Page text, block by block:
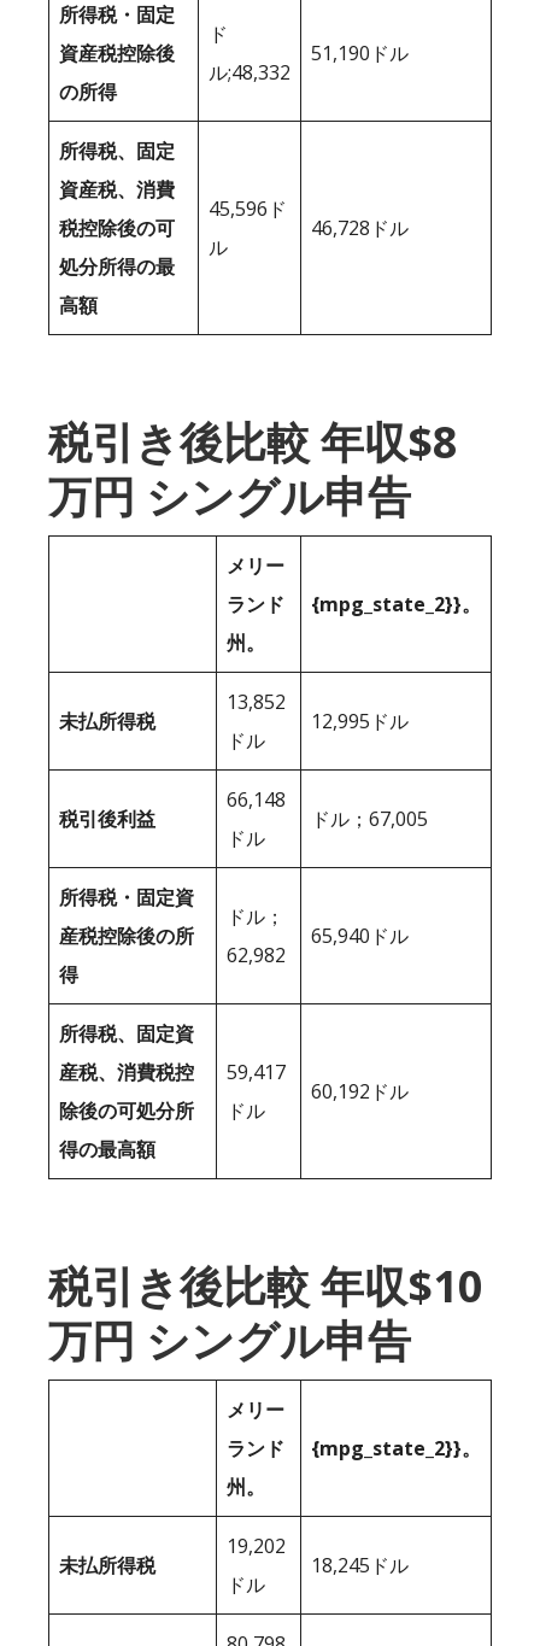
所得税・固定
資産税控除後
の所得
ド
ル;48,332
51,190ドル
所得税、固定
資産税、消費
税控除後の可
処分所得の最
高額
45,596ド
ル
46,728ドル
税引き後比較 年収$8
万円 シングル申告
メリー
ランド
州。
{mpg_state_2}}。
未払所得税
13,852
ドル
12,995ドル
税引後利益
66,148
ドル
ドル；67,005
所得税・固定資
産税控除後の所
得
ドル；
62,982
65,940ドル
所得税、固定資
産税、消費税控
除後の可処分所
得の最高額
59,417
ドル
60,192ドル
税引き後比較 年収$10
万円 シングル申告
メリー
ランド
州。
{mpg_state_2}}。
未払所得税
19,202
ドル
18,245ドル